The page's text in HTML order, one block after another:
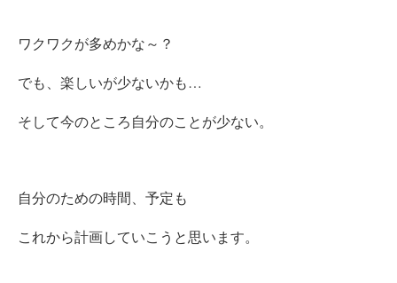
ワクワクが多めかな～？
でも、楽しいが少ないかも…
そして今のところ自分のことが少ない。
自分のための時間、予定も
これから計画していこうと思います。